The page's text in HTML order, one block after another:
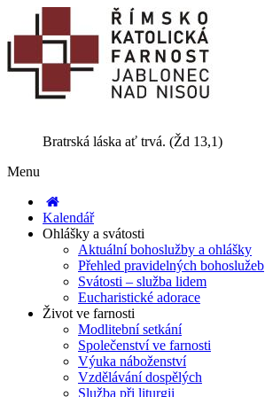
Bratrská láska ať trvá. (Žd 13,1)
Menu
Kalendář
Ohlášky a svátosti
Aktuální bohoslužby a ohlášky
Přehled pravidelných bohoslužeb
Svátosti – služba lidem
Eucharistické adorace
Život ve farnosti
Modlitební setkání
Společenství ve farnosti
Výuka náboženství
Vzdělávání dospělých
Služba při liturgii